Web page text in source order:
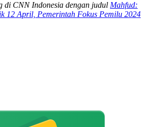
di CNN Indonesia dengan judul Mahfud:
12 April, Pemerintah Fokus Pemilu 2024